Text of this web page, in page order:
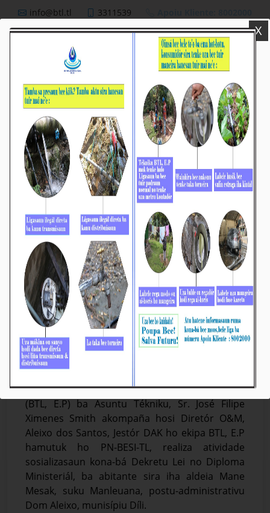
info@btl.tl 3311539
BTL, E.P Disemina DL & DM ba Abitante Aldeia
Mane Mesak
Média_BTL, E.P
Ezekutiva (KE) Bee Timor-Leste Empreza Públika
(BTL, E.P) ba Asuntu Tékniku, Sr. José Filipe
Ximenes Smith akompaña hosi Diretór O&M,
Aleixo dos Santos, Jestór DAK ho ekipa BTL, E.P
hamutuk ho PN-BESI-TL, realiza atividade
sosializasaun kona-bá Dekretu Lei no Diploma
Ministeriál, ba abitante sira iha aldeia Mane
Mesak, suku Manleuana, postu-administrativu
Dom Aleixo, munisípiu Díli.
X